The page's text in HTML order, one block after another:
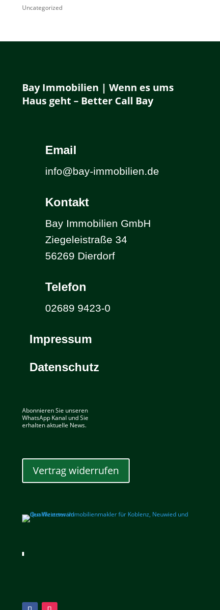
Uncategorized
Bay Immobilien | Wenn es ums
Haus geht – Better Call Bay
Email
info@bay-immobilien.de
Kontakt
Bay Immobilien GmbH
Ziegeleistraße 34
56269 Dierdorf
Telefon
02689 9423-0
Impressum
Datenschutz
Abonnieren Sie unseren
WhatsApp Kanal und Sie
erhalten aktuelle News.
Vertrag widerrufen